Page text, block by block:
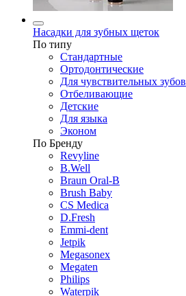
Насадки для зубных щеток
По типу
Стандартные
Ортодонтические
Для чувствительных зубов
Отбеливающие
Детские
Для языка
Эконом
По Бренду
Revyline
B.Well
Braun Oral-B
Brush Baby
CS Medica
D.Fresh
Emmi-dent
Jetpik
Megasonex
Megaten
Philips
Waterpik